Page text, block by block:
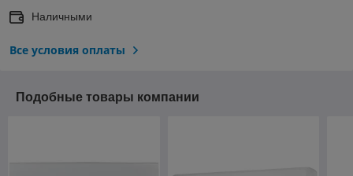
Наличными
Все условия оплаты
Подобные товары компании